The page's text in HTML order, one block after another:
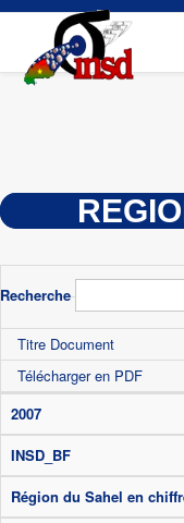
Aller
contenu
principal
Recherche
Titre Document
Télécharger en PDF
2007
INSD_BF
Région du Sahel en